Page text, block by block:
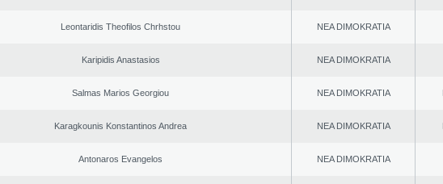
Leontaridis Theofilos Chrhstou NEA DΙMOKRATIA
Karipidis Anastasios NEA DΙMOKRATIA
Salmas Marios Georgiou NEA DΙMOKRATIA
Karagkounis Konstantinos Andrea NEA DΙMOKRATIA
Antonaros Evangelos NEA DΙMOKRATIA